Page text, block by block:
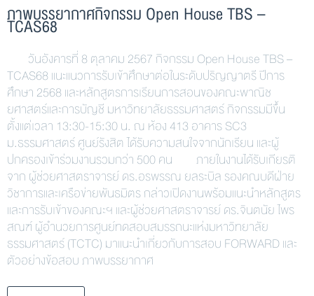
ภาพบรรยากาศกิจกรรม Open House TBS –
TCAS68
วันอังคารที่ 8 ตุลาคม 2567 กิจกรรม Open House TBS –
TCAS68 แนะแนวการรับเข้าศึกษาต่อในระดับปริญญาตรี ปีการ
ศึกษา 2568 และหลักสูตรการเรียนการสอนของคณะพาณิช
ยศาสตร์และการบัญชี มหาวิทยาลัยธรรมศาสตร์ กิจกรรมมีขึ้น
ตั้งแต่เวลา 13:30-15:30 น. ณ ห้อง 413 อาคาร SC3
ม.ธรรมศาสตร์ ศูนย์รังสิต ได้รับความสนใจจากนักเรียน และผู้
ปกครองเข้าร่วมงานรวมกว่า 500 คน ภายในงานได้รับเกียรติ
จาก ผู้ช่วยศาสตราจารย์ ดร.อรพรรณ ยลระบิล รองคณบดีฝ่าย
วิชาการและเครือข่ายพันธมิตร กล่าวเปิดงานพร้อมแนะนำหลักสูตร
และการรับเข้าของคณะฯ และผู้ช่วยศาสตราจารย์ ดร.จินตนัย ไพร
สณฑ์ ผู้อำนวยการศูนย์ทดสอบสมรรถนะแห่งมหาวิทยาลัย
ธรรมศาสตร์ (TCTC) มาแนะนำเกี่ยวกับการสอบ FORWARD และ
ตัวอย่างข้อสอบ ภาพบรรยากาศ